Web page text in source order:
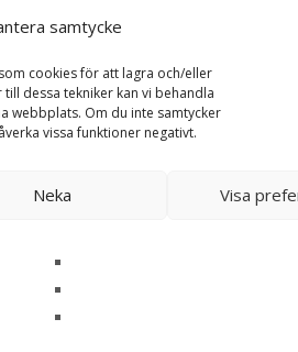
samtycke
cookies för att lagra och/eller
dessa tekniker kan vi behandla
webbplats. Om du inte samtycker
vissa funktioner negativt.
Neka Visa